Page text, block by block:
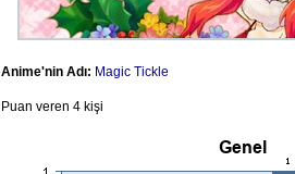
Anime'nin Adı: Magic Tickle
Puan veren 4 kişi